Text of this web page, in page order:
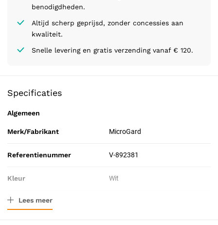
benodigdheden.
Altijd scherp geprijsd, zonder concessies aan
kwaliteit.
Snelle levering en gratis verzending vanaf € 120.
Specificaties
Algemeen
Merk/Fabrikant MicroGard
Referentienummer V-892381
Kleur Wit
Resorbeerbaar (hechtdraad)
Lees meer